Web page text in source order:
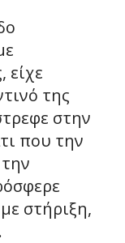
είχε
της
στην
που την
στήριξη,